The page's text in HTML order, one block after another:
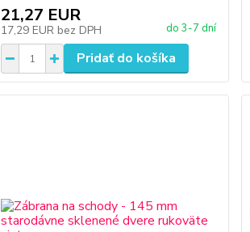
21,27 EUR
17,29 EUR bez DPH do 3-7 dní
Pridať do košíka